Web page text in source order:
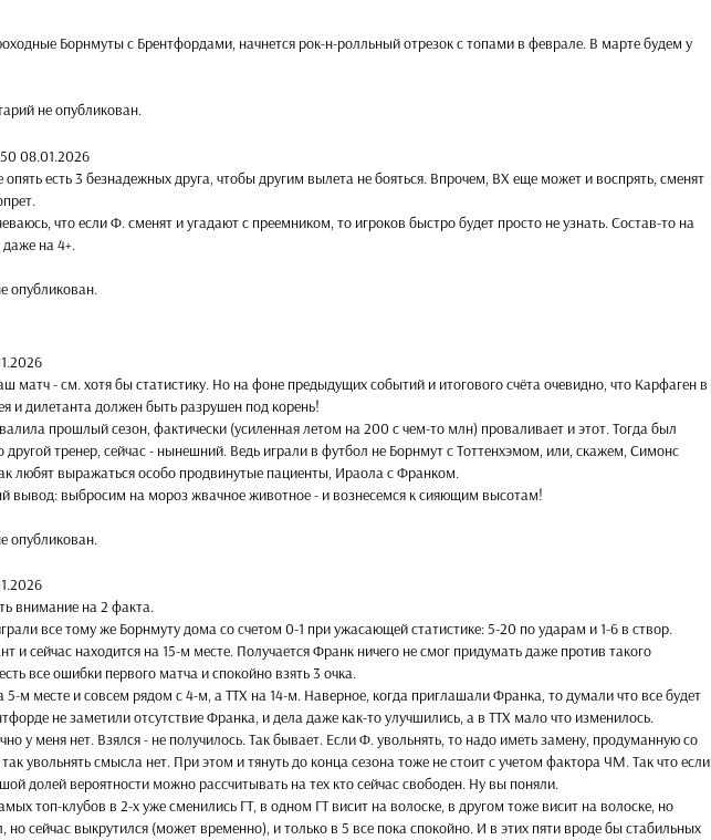
Борнмуты с Брентфордами, начнется рок-н-ролльный отрезок с топами в феврале. В марте будем у
не опубликован.
08.01.2026
опять есть 3 безнадежных друга, чтобы другим вылета не бояться. Впрочем, ВХ еще может и воспрять, сменят
что если Ф. сменят и угадают с преемником, то игроков быстро будет просто не узнать. Состав-то на
на 4+.
опубликован.
матч - см. хотя бы статистику. Но на фоне предыдущих событий и итогового счёта очевидно, что Карфаген в
и дилетанта должен быть разрушен под корень!
прошлый сезон, фактически (усиленная летом на 200 с чем-то млн) проваливает и этот. Тогда был
другой тренер, сейчас - нынешний. Ведь играли в футбол не Борнмут с Тоттенхэмом, или, скажем, Симонс
любят выражаться особо продвинутые пациенты, Ираола с Франком.
вывод: выбросим на мороз жвачное животное - и вознесемся к сияющим высотам!
опубликован.
внимание на 2 факта.
все тому же Борнмуту дома со счетом 0-1 при ужасающей статистике: 5-20 по ударам и 1-6 в створ.
и сейчас находится на 15-м месте. Получается Франк ничего не смог придумать даже против такого
все ошибки первого матча и спокойно взять 3 очка.
5-м месте и совсем рядом с 4-м, а ТТХ на 14-м. Наверное, когда приглашали Франка, то думали что все будет
не заметили отсутствие Франка, и дела даже как-то улучшились, а в ТТХ мало что изменилось.
у меня нет. Взялся - не получилось. Так бывает. Если Ф. увольнять, то надо иметь замену, продуманную со
увольнять смысла нет. При этом и тянуть до конца сезона тоже не стоит с учетом фактора ЧМ. Так что если
долей вероятности можно рассчитывать на тех кто сейчас свободен. Ну вы поняли.
топ-клубов в 2-х уже сменились ГТ, в одном ГТ висит на волоске, в другом тоже висит на волоске, но
но сейчас выкрутился (может временно), и только в 5 все пока спокойно. И в этих пяти вроде бы стабильных